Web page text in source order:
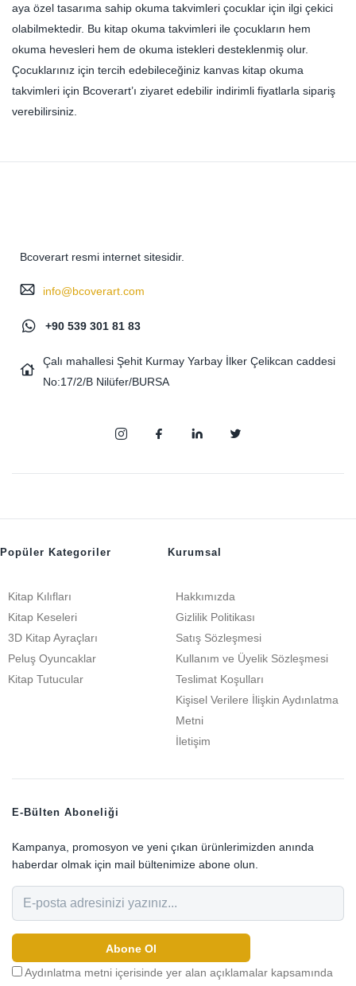
aya özel tasarıma sahip okuma takvimleri çocuklar için ilgi çekici
olabilmektedir. Bu kitap okuma takvimleri ile çocukların hem
okuma hevesleri hem de okuma istekleri desteklenmiş olur.
Çocuklarınız için tercih edebileceğiniz kanvas kitap okuma
takvimleri için Bcoverart’ı ziyaret edebilir indirimli fiyatlarla sipariş
verebilirsiniz.
Bcoverart resmi internet sitesidir.
info@bcoverart.com
+90 539 301 81 83
Çalı mahallesi Şehit Kurmay Yarbay İlker Çelikcan caddesi
No:17/2/B Nilüfer/BURSA
Popüler Kategoriler
Kitap Kılıfları
Kitap Keseleri
3D Kitap Ayraçları
Peluş Oyuncaklar
Kitap Tutucular
Kurumsal
Hakkımızda
Gizlilik Politikası
Satış Sözleşmesi
Kullanım ve Üyelik Sözleşmesi
Teslimat Koşulları
Kişisel Verilere İlişkin Aydınlatma
Metni
İletişim
E-Bülten Aboneliği
Kampanya, promosyon ve yeni çıkan ürünlerimizden anında
haberdar olmak için mail bültenimize abone olun.
Abone Ol
Aydınlatma metni içerisinde yer alan açıklamalar kapsamında